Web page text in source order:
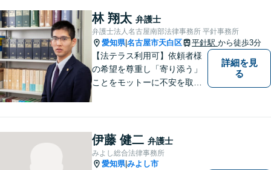
た幅広い対応業務で問題解決
に取り組みます。
林 翔太 弁護士
弁護士法人名古屋南部法律事務所 平針事務所
愛知県|名古屋市天白区 平針駅 から徒歩3分
【法テラス利用可】依頼者様
の希望を尊重し「寄り添う」
ことをモットーに不安を取り
添った対応が可能です。お気
軽にご相談ください。
詳細を見
る
伊藤 健二 弁護士
みよし総合法律事務所
愛知県|みよし市